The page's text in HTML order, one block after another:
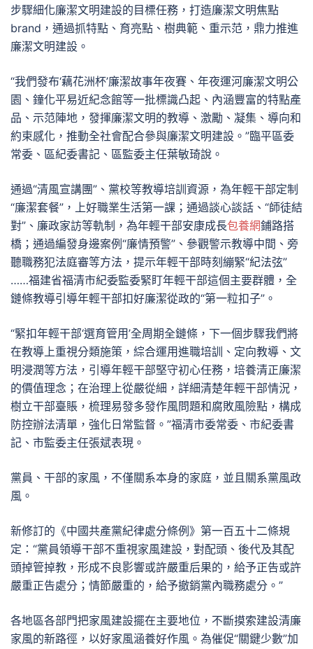
步驟細化廉潔文明建設的目標任務，打造廉潔文明焦點
brand，通過抓特點、育亮點、樹典範、重示范，鼎力推進
廉潔文明建設。
“我們發布‘藕花洲杯’廉潔故事年夜賽、年夜運河廉潔文明公
園、鐘化平易近紀念館等一批標識凸起、內涵豐富的特點產
品、示范陣地，發揮廉潔文明的教導、激勵、凝集、導向和
約束感化，推動全社會配合參與廉潔文明建設。”臨平區委
常委、區紀委書記、區監委主任葉敏琦說。
通過“清風宣講團”、黨校等教導培訓資源，為年輕干部定制
“廉潔套餐”，上好職業生活第一課；通過談心談話、“師徒結
對”、廉政家訪等軌制，為年輕干部安康成長包養網鋪路搭
橋；通過編發身邊案例“廉情預警”、參觀警示教導中間、旁
聽職務犯法庭審等方法，提示年輕干部時刻繃緊“紀法弦”
……福建省福清市紀委監委緊盯年輕干部這個主要群體，全
鏈條教導引導年輕干部扣好廉潔從政的“第一粒扣子”。
“緊扣年輕干部‘選育管用’全周期全鏈條，下一個步驟我們將
在教導上重視分類施策，綜合運用進職培訓、定向教導、文
明浸潤等方法，引導年輕干部堅守初心任務，培養清正廉潔
的價值理念；在治理上從嚴從細，詳細清楚年輕干部情況，
樹立干部臺賬，梳理易發多發作風問題和腐敗風險點，構成
防控辦法清單，強化日常監督。”福清市委常委、市紀委書
記、市監委主任張斌表現。
黨員、干部的家風，不僅關系本身的家庭，並且關系黨風政
風。
新修訂的《中國共產黨紀律處分條例》第一百五十二條規
定：“黨員領導干部不重視家風建設，對配頭、後代及其配
頭掉管掉教，形成不良影響或許嚴重后果的，給予正告或許
嚴重正告處分；情節嚴重的，給予撤銷黨內職務處分。”
各地區各部門把家風建設擺在主要地位，不斷摸索建設清廉
家風的新路徑，以好家風涵養好作風。為催促“關鍵少數”加